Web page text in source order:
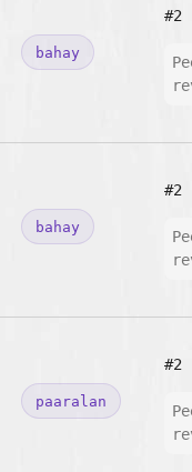
bahay
#2
bahay
#2
paaralan
#2